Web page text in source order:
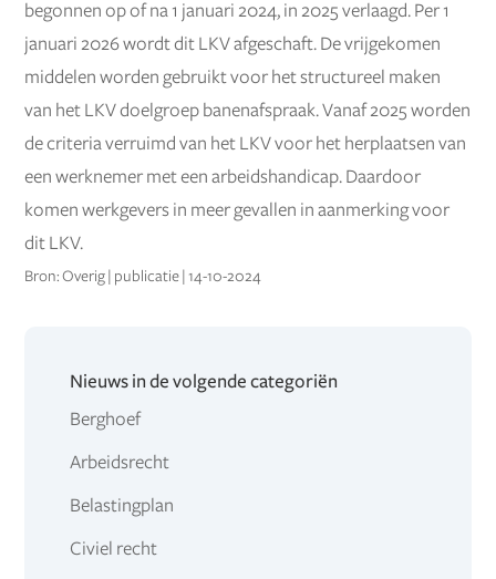
begonnen op of na 1 januari 2024, in 2025 verlaagd. Per 1
januari 2026 wordt dit LKV afgeschaft. De vrijgekomen
middelen worden gebruikt voor het structureel maken
van het LKV doelgroep banenafspraak. Vanaf 2025 worden
de criteria verruimd van het LKV voor het herplaatsen van
een werknemer met een arbeidshandicap. Daardoor
komen werkgevers in meer gevallen in aanmerking voor
dit LKV.
Bron: Overig | publicatie | 14-10-2024
Nieuws in de volgende categoriën
Berghoef
Arbeidsrecht
Belastingplan
Civiel recht